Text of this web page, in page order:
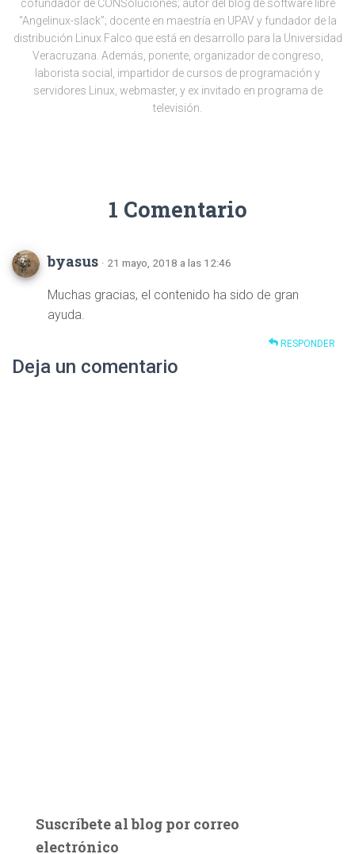
cofundador de CONSoluciones; autor del blog de software libre
“Angelinux-slack”; docente en maestría en UPAV y fundador de la
distribución Linux Falco que está en desarrollo para la Universidad
Veracruzana. Además, ponente, organizador de congreso,
laborista social, impartidor de cursos de programación y
servidores Linux, webmaster, y ex invitado en programa de
televisión.
1 Comentario
byasus · 21 mayo, 2018 a las 12:46
Muchas gracias, el contenido ha sido de gran
ayuda.
RESPONDER
Deja un comentario
Suscríbete al blog por correo
electrónico